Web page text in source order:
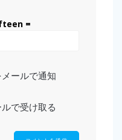
=
ールで通知
で受け取る